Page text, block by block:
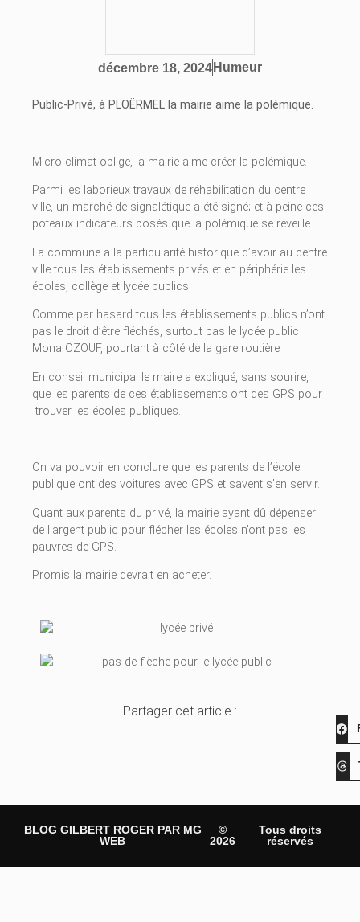
décembre 18, 2024 Humeur
Public-Privé, à PLOËRMEL la mairie aime la polémique.
Micro climat oblige, la mairie aime créer la polémique.
Parmi les laborieux travaux de réhabilitation du centre
ville, un marché de signalétique a été signé; et à peine ces
poteaux indicateurs posés que la polémique se réveille.
La commune a la particularité historique d’avoir au centre
ville tous les établissements privés et en périphérie les
écoles, collège et lycée publics.
Comme par hasard tous les établissements publics n’ont
pas le droit d’être fléchés, surtout pas le lycée public
Mona OZOUF, pourtant à côté de la gare routière !
En conseil municipal le maire a expliqué, sans sourire,
que les parents de ces établissements ont des GPS pour
trouver les écoles publiques.
On va pouvoir en conclure que les parents de l’école
publique ont des voitures avec GPS et savent s’en servir.
Quant aux parents du privé, la mairie ayant dû dépenser
de l’argent public pour flécher les écoles n’ont pas les
pauvres de GPS.
Promis la mairie devrait en acheter.
Partager cet article :
BLOG GILBERT ROGER PAR MG
WEB
©
2026
Tous droits
réservés